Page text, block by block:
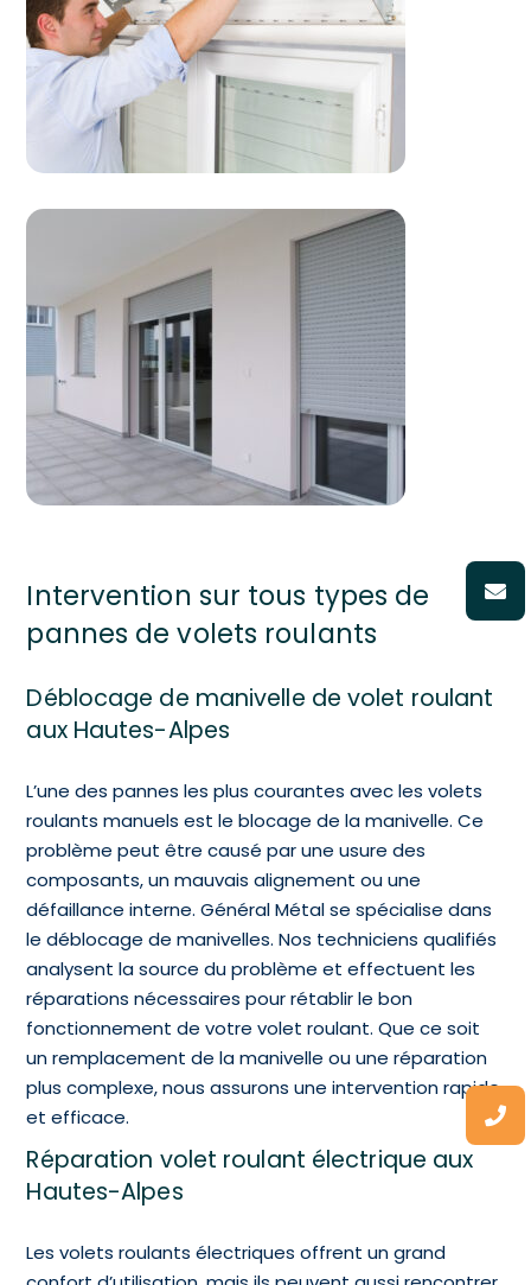
Intervention sur tous types de
pannes de volets roulants
Déblocage de manivelle de volet roulant
aux Hautes-Alpes
L’une des pannes les plus courantes avec les volets
roulants manuels est le blocage de la manivelle. Ce
problème peut être causé par une usure des
composants, un mauvais alignement ou une
défaillance interne. Général Métal se spécialise dans
le déblocage de manivelles. Nos techniciens qualifiés
analysent la source du problème et effectuent les
réparations nécessaires pour rétablir le bon
fonctionnement de votre volet roulant. Que ce soit
un remplacement de la manivelle ou une réparation
plus complexe, nous assurons une intervention rapide
et efficace.
Réparation volet roulant électrique aux
Hautes-Alpes
Les volets roulants électriques offrent un grand